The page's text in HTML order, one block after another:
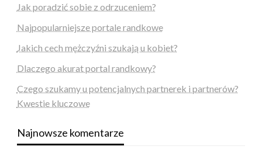
Jak poradzić sobie z odrzuceniem?
Najpopularniejsze portale randkowe
Jakich cech mężczyźni szukają u kobiet?
Dlaczego akurat portal randkowy?
Czego szukamy u potencjalnych partnerek i partnerów?
Kwestie kluczowe
Najnowsze komentarze